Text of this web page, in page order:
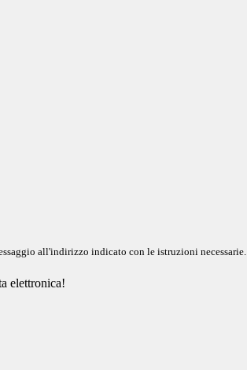
all'indirizzo indicato con le istruzioni necessarie.
elettronica!